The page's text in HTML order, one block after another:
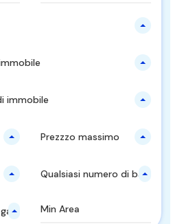
immobile
Prezzzo massimo
Qualsiasi numero di bagni